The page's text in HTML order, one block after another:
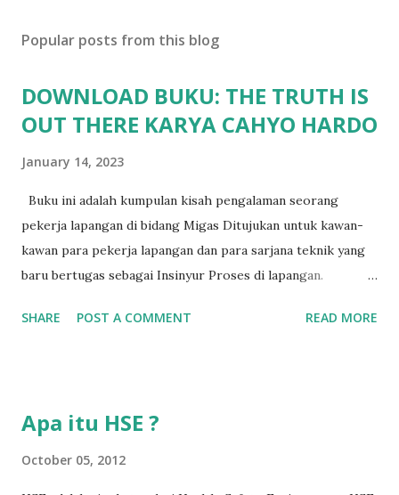
Popular posts from this blog
DOWNLOAD BUKU: THE TRUTH IS
OUT THERE KARYA CAHYO HARDO
January 14, 2023
Buku ini adalah kumpulan kisah pengalaman seorang
pekerja lapangan di bidang Migas Ditujukan untuk kawan-
kawan para pekerja lapangan dan para sarjana teknik yang
baru bertugas sebagai Insinyur Proses di lapangan.
jurusan Teknik Kimia dan langsung berhadapan dengan
suatu permasalahan dengan cepat, dan terkadang butuh
SHARE POST A COMMENT READ MORE
Apa itu HSE ?
October 05, 2012